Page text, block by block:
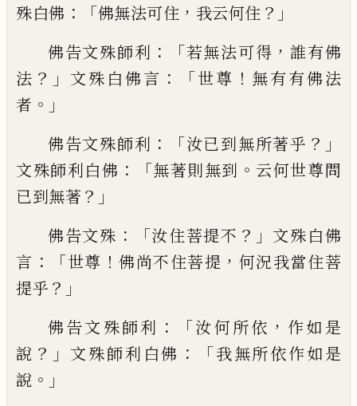
殊白佛 ：「佛無法可住 ， 我云何住 ？」
佛告文殊師利 ：「若無法可得 ，誰有佛
法 ？」 文殊白佛言 ：「世尊 ！ 無有有佛法
者 。」
佛告文殊師利 ：「汝已到無所著乎 ？」
文殊師利白佛 ：「無著則無到 。 云何世尊問
已到無著 ？」
佛告文殊 ：「汝住菩提不 ？」 文殊白佛
言 ：「世尊 ！佛尚不住菩提 ， 何況我當住菩
提乎 ？」
佛告文殊師利 ：「汝何所依 ， 作如是
說 ？」 文殊師利 白佛 ：「我無所依作如是
說 。」